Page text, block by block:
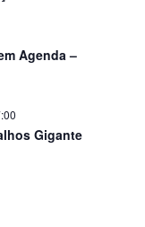
Agenda –
Gigante